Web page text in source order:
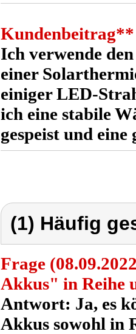
Kundenbeitrag**
Ich verwende
einer
einiger LED-
ich eine stabile
gespeist und
(1) Häufig
Frage
Akkus" in Reihe
Antwort: Ja, es
Akkus sowohl in